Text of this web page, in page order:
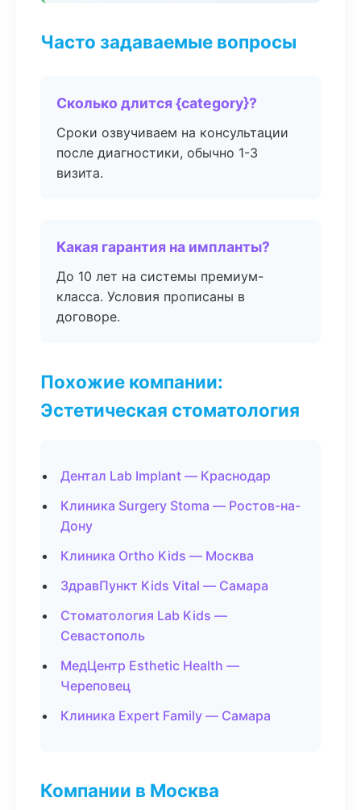
Часто задаваемые вопросы
Сколько длится {category}?
Сроки озвучиваем на консультации
после диагностики, обычно 1-3
визита.
Какая гарантия на импланты?
До 10 лет на системы премиум-
класса. Условия прописаны в
договоре.
Похожие компании:
Эстетическая стоматология
Дентал Lab Implant — Краснодар
Клиника Surgery Stoma — Ростов-на-
Дону
Клиника Ortho Kids — Москва
ЗдравПункт Kids Vital — Самара
Стоматология Lab Kids —
Севастополь
МедЦентр Esthetic Health —
Череповец
Клиника Expert Family — Самара
Компании в Москва